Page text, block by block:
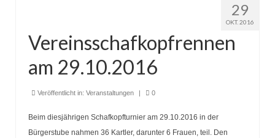
29
OKT. 2016
Vereinsschafkopfrennen
am 29.10.2016
Veröffentlicht in: Veranstaltungen 0
Beim diesjährigen Schafkopfturnier am 29.10.2016 in der
Bürgerstube nahmen 36 Kartler, darunter 6 Frauen, teil. Den